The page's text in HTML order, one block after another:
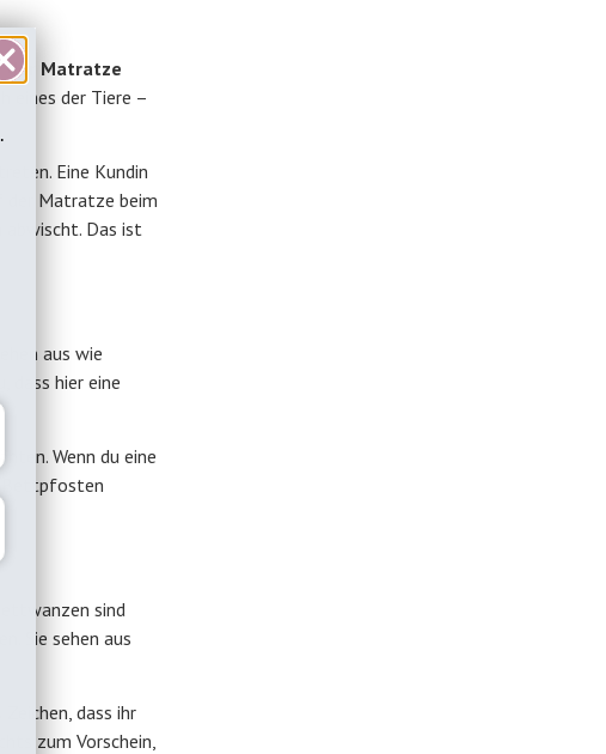
der Matratze
eines der Tiere –
Eine Kundin
der Matratze beim
Das ist
aus wie
hier eine
Wenn du eine
Bettpfosten
sind
Sie sehen aus
dass ihr
zum Vorschein,